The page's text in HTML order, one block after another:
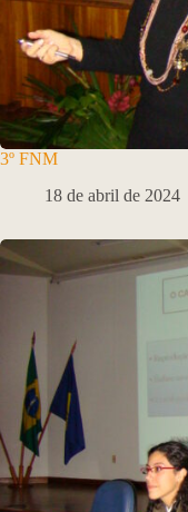
3º FNM
18 de abril de 2024